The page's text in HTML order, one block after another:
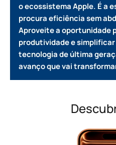
o ecossistema Apple. É a
procura eficiência sem
Aproveite a oportunidade
produtividade e simplificar
tecnologia de última
avanço que vai